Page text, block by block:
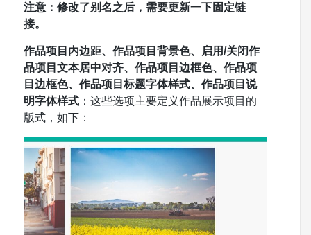
注意：修改了别名之后，需要更新一下固定链
接。
作品项目内边距、作品项目背景色、启用/关闭作
品项目文本居中对齐、作品项目边框色、作品项
目边框色、作品项目标题字体样式、作品项目说
明字体样式 ：这些选项主要定义作品展示项目的
版式，如下：